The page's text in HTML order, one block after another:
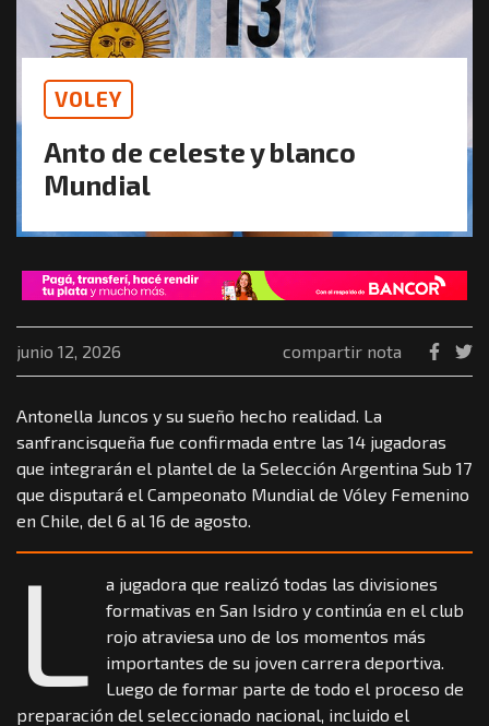
VOLEY
Anto de celeste y blanco
Mundial
junio 12, 2026 compartir nota
Antonella Juncos y su sueño hecho realidad. La
sanfrancisqueña fue confirmada entre las 14 jugadoras
que integrarán el plantel de la Selección Argentina Sub 17
que disputará el Campeonato Mundial de Vóley Femenino
en Chile, del 6 al 16 de agosto.
L
a jugadora que realizó todas las divisiones
formativas en San Isidro y continúa en el club
rojo atraviesa uno de los momentos más
importantes de su joven carrera deportiva.
Luego de formar parte de todo el proceso de
preparación del seleccionado nacional, incluido el